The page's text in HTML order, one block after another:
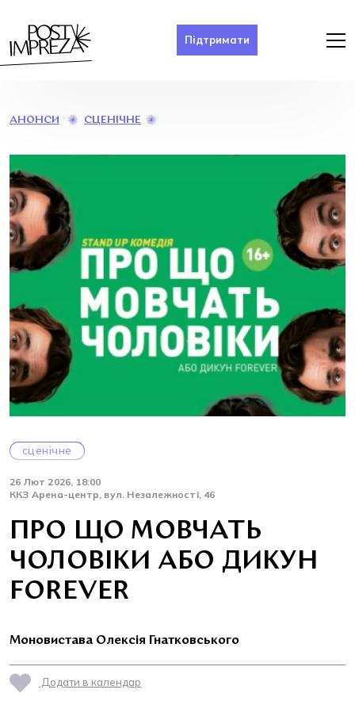
Підтримати
АНОНСИ СЦЕНІЧНЕ
сценічне
26 Лют 2026, 18:00
ККЗ Арена-центр, вул. Незалежності, 46
ПРО ЩО МОВЧАТЬ
ЧОЛОВІКИ АБО ДИКУН
FOREVER
Моновистава Олексія Гнатковського
Додати в календар